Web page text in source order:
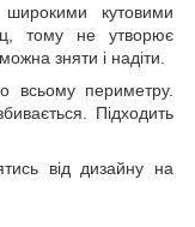
кутовими
тому не утворює
зняти і надіти.
всьому периметру.
Підходить
від дизайну на